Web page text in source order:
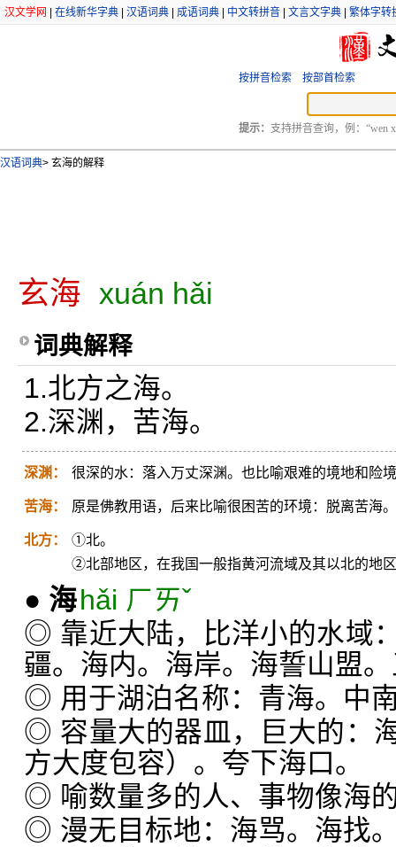
汉文学网 在线新华字典 汉语词典 成语词典 中文转拼音 文言文字典 繁体字转
按拼音检索 按部首检索
提示： 支持拼音查询，例：“wen
汉语词典> 玄海的解释
玄海 xuán hǎi
词典解释
1.北方之海。
2.深渊，苦海。
深渊： 很深的水：落入万丈深渊。也比喻艰难的境地和险
苦海： 原是佛教用语，后来比喻很困苦的环境：脱离苦海。
北方：
①北。
②北部地区，在我国一般指黄河流域及其以北的地
● 海hǎi ㄏㄞˇ
◎ 靠近大陆，比洋小的水域
疆。海内。海岸。海誓山盟
◎ 用于湖泊名称：青海。中
◎ 容量大的器皿，巨大的：
方大度包容）。夸下海口。
◎ 喻数量多的人、事物像海
◎ 漫无目标地：海骂。海找